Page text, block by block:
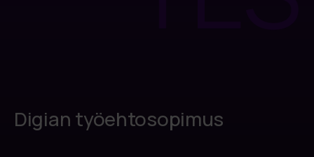
Digian työehtosopimus